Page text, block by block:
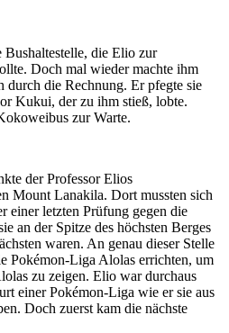
die Elio zur
Doch mal wieder machte ihm
durch die Rechnung. Er pfegte sie
Kukui, der zu ihm stieß, lobte.
zur Warte.
der Professor Elios
Mount Lanakila. Dort mussten sich
einer letzten Prüfung gegen die
an der Spitze des höchsten Berges
waren. An genau dieser Stelle
Pokémon-Liga Alolas errichten, um
zu zeigen. Elio war durchaus
einer Pokémon-Liga wie er sie aus
Doch zuerst kam die nächste